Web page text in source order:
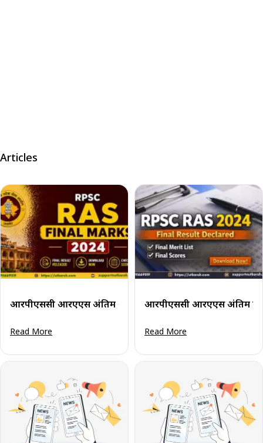
Articles
आरपीएससी आरएएस अंतिम अंक 2024 जारी: अपना स्कोरकार्ड
Read More
आरपीएससी आरएएस अंतिम
Read More